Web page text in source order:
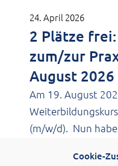
Cookie-
24. April 2026
2 Plätze
zum/zur
August 2026
Am 19. August
(m/w/d). Nun